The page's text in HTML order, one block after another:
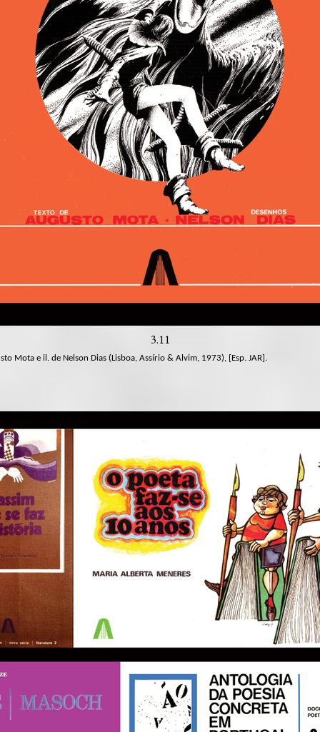
3.11
Mota e il. de Nelson Dias (Lisboa, Assírio & Alvim, 1973), [Esp. JAR].